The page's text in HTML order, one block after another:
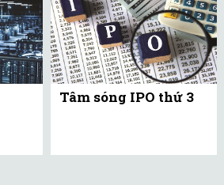
Tâm sóng IPO thứ 3